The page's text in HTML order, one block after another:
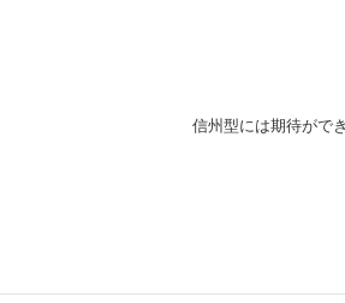
信州型には期待がで